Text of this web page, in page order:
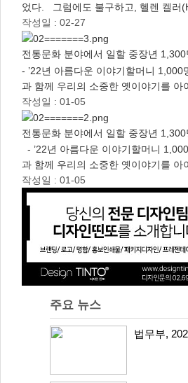
었다. 그럼에도 불구하고, 헬렌 켈러
작성일 : 02-27
전통문화 분야에서 일할 중장년 1,300
- ’22년 아름다운 이야기할머니
과 함께 우리의 소중한 옛이야기를 아
작성일 : 01-05
전통문화 분야에서 일할 중장년 1,300
- ’22년 아름다운 이야기할머니
과 함께 우리의 소중한 옛이야기를 아
작성일 : 01-05
주요 뉴스
법무부,